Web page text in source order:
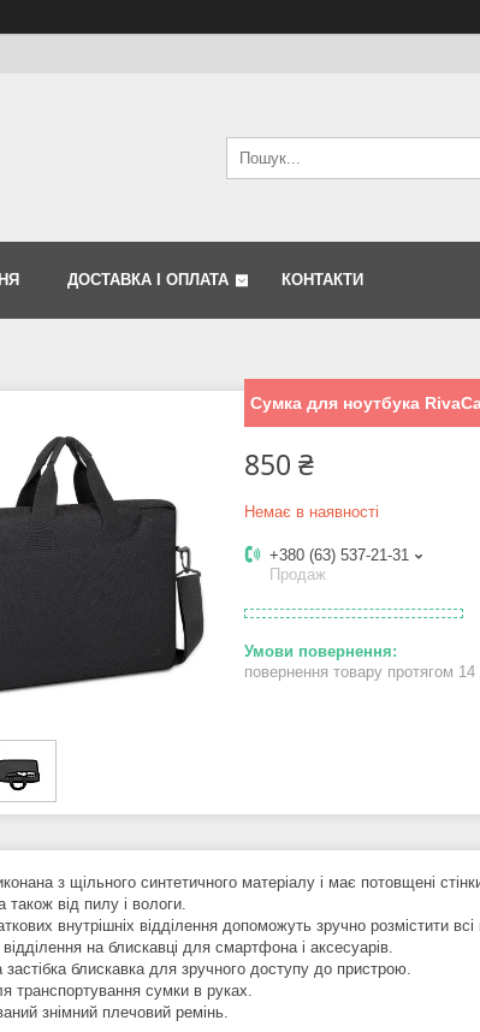
ДОСТАВКА І ОПЛАТА КОНТАКТИ
Сумка для ноутбука
850 ₴
Немає в наявності
+380 (63) 537-21-31
Продаж
повернення товару протягом 14
з щільного синтетичного матеріалу і має потовщені
також від пилу і вологи.
внутрішніх відділення допоможуть зручно розмістити
на блискавці для смартфона і аксесуарів.
застібка блискавка для зручного доступу до пристрою.
транспортування сумки в руках.
знімний плечовий ремінь.